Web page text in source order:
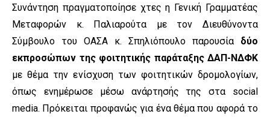
Συνάντηση πραγματοποίησε χτες η Γενική Γραμματέας
Μεταφορών κ. Παλιαρούτα με τον Διευθύνοντα
Σύμβουλο του ΟΑΣΑ κ. Σπηλιόπουλο παρουσία δύο
εκπροσώπων της φοιτητικής παράταξης ΔΑΠ-ΝΔΦΚ
με θέμα την ενίσχυση των φοιτητικών δρομολογίων,
όπως ενημέρωσε μέσω ανάρτησής της στα social
media. Πρόκειται προφανώς για ένα θέμα που αφορά το